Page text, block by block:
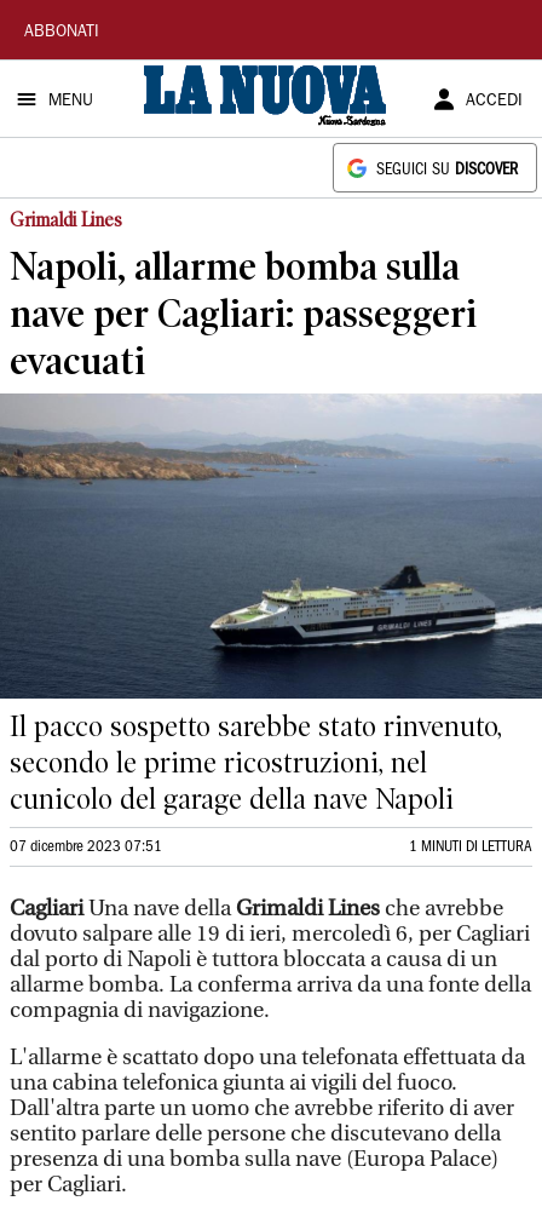
La
Nuova
Sardegna
ABBONATI
MENU ACCEDI
SEGUICI SU DISCOVER
Grimaldi Lines
Napoli, allarme bomba sulla
nave per Cagliari: passeggeri
evacuati
Il pacco sospetto sarebbe stato rinvenuto,
secondo le prime ricostruzioni, nel
cunicolo del garage della nave Napoli
07 dicembre 2023 07:51 1 MINUTI DI LETTURA
CagliariUna nave dellaGrimaldi Lines che avrebbe
dovuto salpare alle 19 di ieri, mercoledì 6, per Cagliari
dal porto di Napoli è tuttora bloccata a causa di un
allarme bomba. La conferma arriva da una fonte della
compagnia di navigazione.
L'allarme è scattato dopo una telefonata effettuata da
una cabina telefonica giunta ai vigili del fuoco.
Dall'altra parte un uomo che avrebbe riferito di aver
sentito parlare delle persone che discutevano della
presenza di una bomba sulla nave (Europa Palace)
per Cagliari.